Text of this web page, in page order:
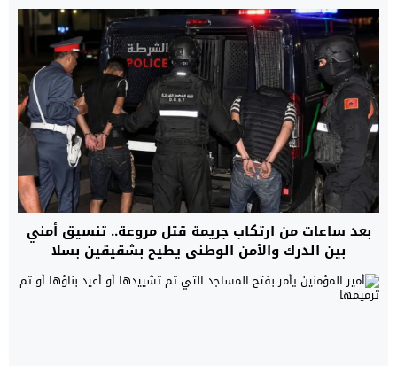
بعد ساعات من ارتكاب جريمة قتل مروعة.. تنسيق أمني
بين الدرك والأمن الوطني يطيح بشقيقين بسلا